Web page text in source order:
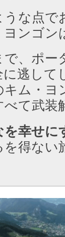
うな点で
ヨンゴン
で、ポー
に逃して
キム・ヨ
べて武装
を幸せに
を得ない